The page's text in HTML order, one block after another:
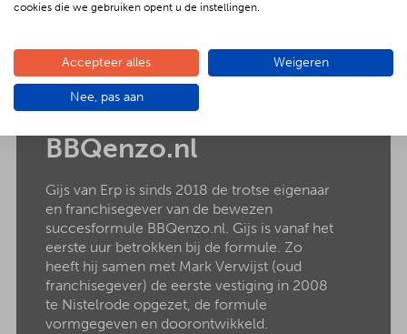
Historie van
BBQenzo.nl
Gijs van Erp is sinds 2018 de trotse eigenaar
en franchisegever van de bewezen
succesformule BBQenzo.nl. Gijs is vanaf het
eerste uur betrokken bij de formule. Zo
heeft hij samen met Mark Verwijst (oud
franchisegever) de eerste vestiging in 2008
te Nistelrode opgezet, de formule
vormgegeven en doorontwikkeld.
cookies die we gebruiken opent u de instellingen.
Accepteer alles Weigeren
Nee, pas aan